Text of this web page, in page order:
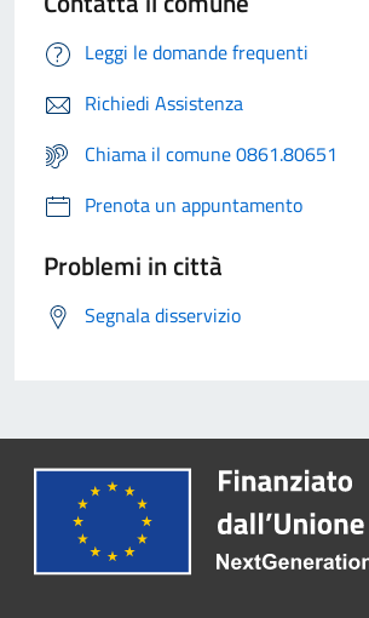
Leggi le domande frequenti
Richiedi Assistenza
Chiama il comune 0861.80651
Prenota un appuntamento
Problemi in città
Segnala disservizio